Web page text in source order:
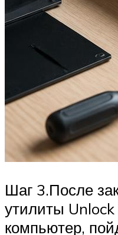
Шаг 3.После
утилиты
компьютер,